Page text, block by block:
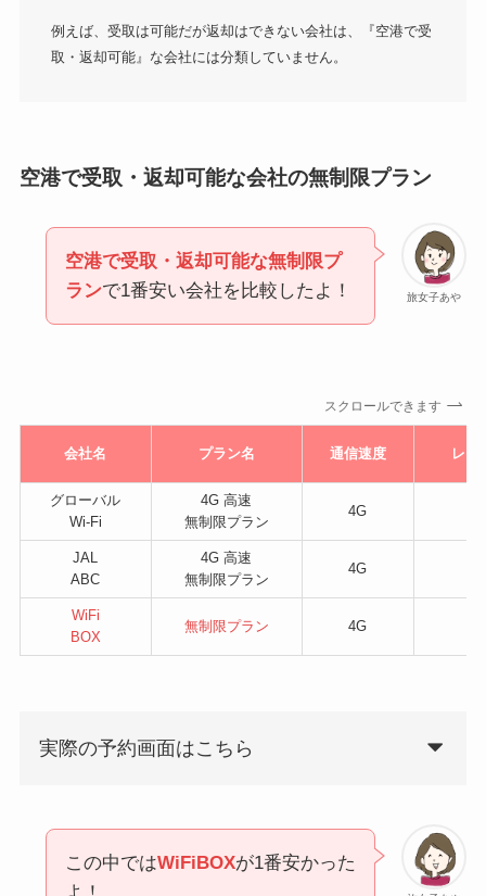
例えば、受取は可能だが返却はできない会社は、『空港で受
取・返却可能』な会社には分類していません。
空港で受取・返却可能な会社の無制限プラン
旅女子あや
空港で受取・返却可能な無制限プ
ランで1番安い会社を比較したよ！
スクロールできます
会社名 プラン名 通信速度 レン
グローバル
Wi-Fi
4G 高速
無制限プラン
4G
JAL
ABC
4G 高速
無制限プラン
4G
WiFi
BOX
無制限プラン 4G
実際の予約画面はこちら
この中ではWiFiBOXが1番安かった